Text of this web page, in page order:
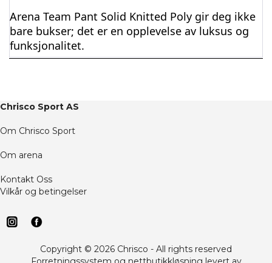
Arena Team Pant Solid Knitted Poly gir deg ikke
bare bukser; det er en opplevelse av luksus og
funksjonalitet.
Chrisco Sport AS
Om Chrisco Sport
Om arena
Kontakt Oss
Vilkår og betingelser
Copyright © 2026 Chrisco - All rights reserved